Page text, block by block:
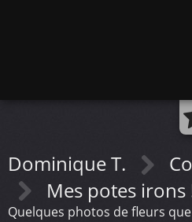
Dominique T.
Mes potes irons
Quelques photos de fleurs